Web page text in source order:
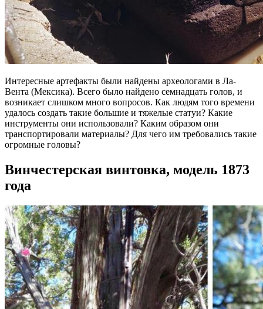
Интересные артефакты были найдены археологами в Ла-
Вента (Мексика). Всего было найдено семнадцать голов, и
возникает слишком много вопросов. Как людям того времени
удалось создать такие большие и тяжелые статуи? Какие
инструменты они использовали? Каким образом они
транспортировали материалы? Для чего им требовались такие
огромные головы?
Винчестерская винтовка, модель 1873
года